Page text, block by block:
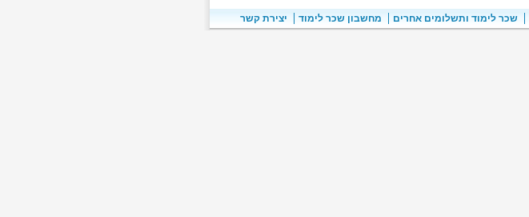
שכר לימוד ותשלומים אחרים מחשבון שכר לימוד יצירת קשר